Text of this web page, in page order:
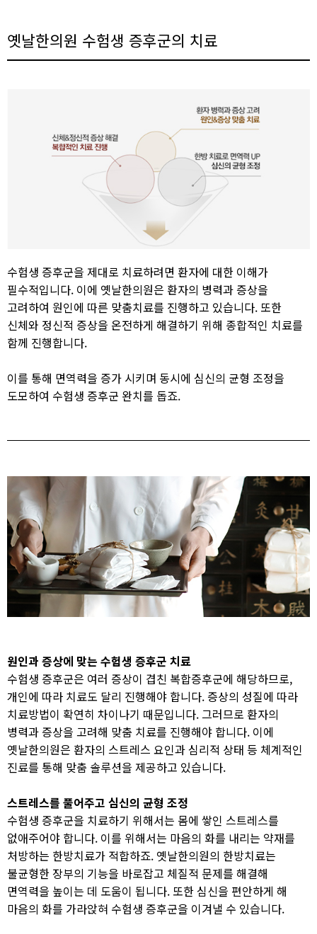
옛날한의원 수험생 증후군의 치료​​​​
수험생 증후군을 제대로 치료하려면 환자에 대한 이해가
필수적입니다. 이에 옛날한의원은 환자의 병력과 증상을
고려하여 원인에 따른 맞춤치료를 진행하고 있습니다. 또한
신체와 정신적 증상을 온전하게 해결하기 위해 종합적인 치료를
함께 진행합니다.
이를 통해 면역력을 증가 시키며 동시에 심신의 균형 조정을
도모하여 수험생 증후군 완치를 돕죠.
원인과 증상에 맞는 수험생 증후군 치료
수험생 증후군은 여러 증상이 겹친 복합증후군에 해당하므로,
개인에 따라 치료도 달리 진행해야 합니다. 증상의 성질에 따라
치료방법이 확연히 차이나기 때문입니다. 그러므로 환자의
병력과 증상을 고려해 맞춤 치료를 진행해야 합니다. 이에
옛날한의원은 환자의 스트레스 요인과 심리적 상태 등 체계적인
진료를 통해 맞춤 솔루션을 제공하고 있습니다.
스트레스를 풀어주고 심신의 균형 조정
수험생 증후군을 치료하기 위해서는 몸에 쌓인 스트레스를
없애주어야 합니다. 이를 위해서는 마음의 화를 내리는 약재를
처방하는 한방치료가 적합하죠. 옛날한의원의 한방치료는
불균형한 장부의 기능을 바로잡고 체질적 문제를 해결해
면역력을 높이는 데 도움이 됩니다. 또한 심신을 편안하게 해
마음의 화를 가라앉혀 수험생 증후군을 이겨낼 수 있습니다.